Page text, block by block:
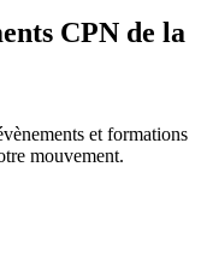
CPN de la
et formations
mouvement.